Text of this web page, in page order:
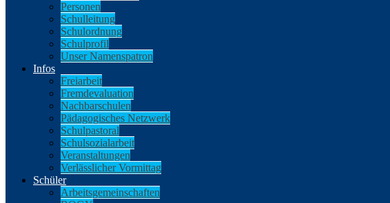
Personen
Schulleitung
Schulordnung
Schulprofil
Unser Namenspatron
Infos
Freiarbeit
Fremdevaluation
Nachbarschulen
Pädagogisches Netzwerk
Schulpastoral
Schulsozialarbeit
Veranstaltungen
Verlässlicher Vormittag
Schüler
Arbeitsgemeinschaften